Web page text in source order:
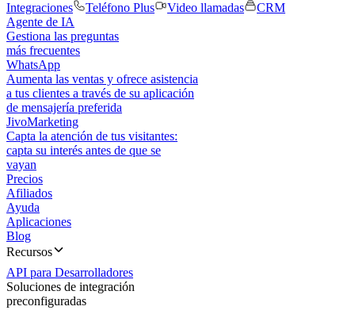
Integraciones
Teléfono Plus Video llamadas
CRM
Agente de IA
Gestiona las preguntas
más frecuentes
WhatsApp
Aumenta las ventas y ofrece asistencia
a tus clientes a través de su aplicación
de mensajería preferida
JivoMarketing
Capta la atención de tus visitantes:
capta su interés antes de que se
vayan
Precios
Afiliados
Ayuda
Aplicaciones
Blog
Recursos
API para Desarrolladores
Soluciones de integración
preconfiguradas